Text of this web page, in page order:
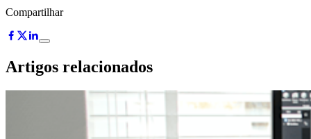
Compartilhar
Artigos relacionados